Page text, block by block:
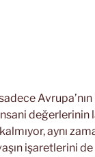
insani değerlerinin
aynı
işaretlerini de